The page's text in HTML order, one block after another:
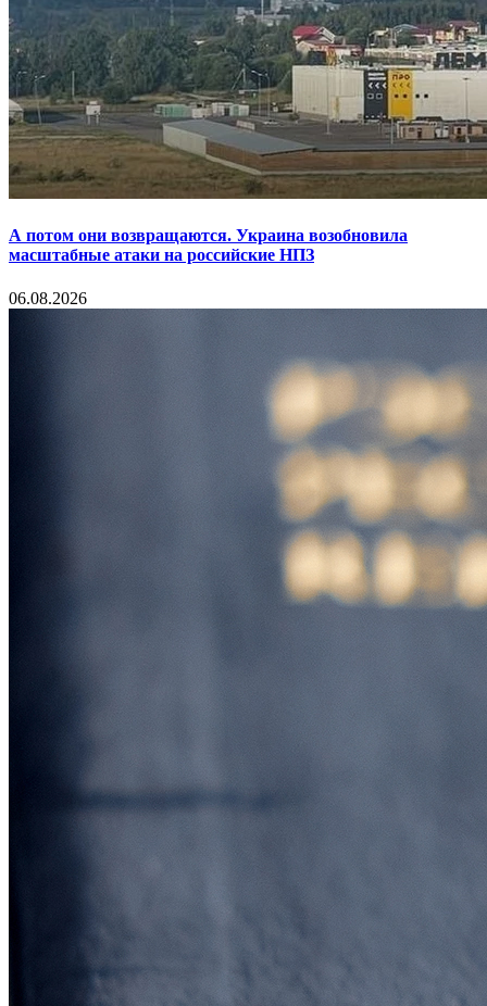
А потом они возвращаются. Украина возобновила
масштабные атаки на российские НПЗ
06.08.2026